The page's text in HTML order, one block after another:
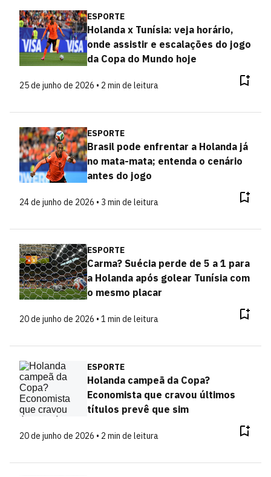
ESPORTE
Holanda x Tunísia: veja horário,
onde assistir e escalações do jogo
da Copa do Mundo hoje
25 de junho de 2026 • 2 min de leitura
ESPORTE
Brasil pode enfrentar a Holanda já
no mata-mata; entenda o cenário
antes do jogo
24 de junho de 2026 • 3 min de leitura
ESPORTE
Carma? Suécia perde de 5 a 1 para
a Holanda após golear Tunísia com
o mesmo placar
20 de junho de 2026 • 1 min de leitura
ESPORTE
Holanda campeã da Copa?
Economista que cravou últimos
títulos prevê que sim
20 de junho de 2026 • 2 min de leitura